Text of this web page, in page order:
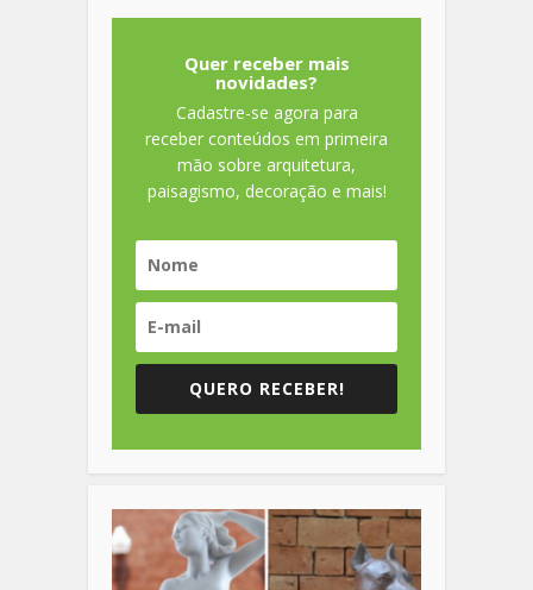
Quer receber mais
novidades?
Cadastre-se agora para
receber conteúdos em primeira
mão sobre arquitetura,
paisagismo, decoração e mais!
QUERO RECEBER!